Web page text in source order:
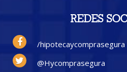
REDES
/hipotecaycomprasegura
@Hycomprasegura